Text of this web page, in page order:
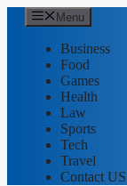
Aller
contenu
Menu
Business
Food
Games
Health
Law
Sports
Tech
Travel
Contact US